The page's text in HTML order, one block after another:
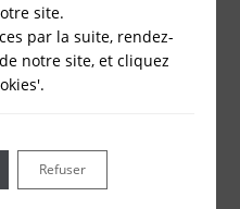
site.
par la suite, rendez-
notre site, et cliquez
Refuser